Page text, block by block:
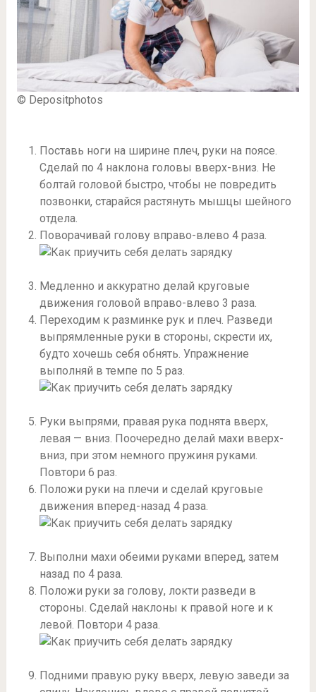
© Depositphotos
Поставь ноги на ширине плеч, руки на поясе.
Сделай по 4 наклона головы вверх-вниз. Не
болтай головой быстро, чтобы не повредить
позвонки, старайся растянуть мышцы шейного
отдела.
Поворачивай голову вправо-влево 4 раза.
Медленно и аккуратно делай круговые
движения головой вправо-влево 3 раза.
Переходим к разминке рук и плеч. Разведи
выпрямленные руки в стороны, скрести их,
будто хочешь себя обнять. Упражнение
выполняй в темпе по 5 раз.
Руки выпрями, правая рука поднята вверх,
левая — вниз. Поочередно делай махи вверх-
вниз, при этом немного пружиня руками.
Повтори 6 раз.
Положи руки на плечи и сделай круговые
движения вперед-назад 4 раза.
Выполни махи обеими руками вперед, затем
назад по 4 раза.
Положи руки за голову, локти разведи в
стороны. Сделай наклоны к правой ноге и к
левой. Повтори 4 раза.
Подними правую руку вверх, левую заведи за